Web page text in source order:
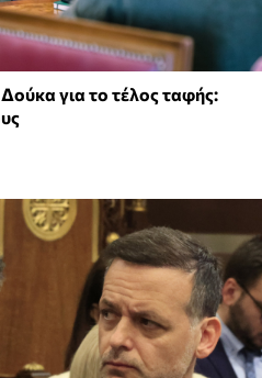
για το τέλος ταφής: